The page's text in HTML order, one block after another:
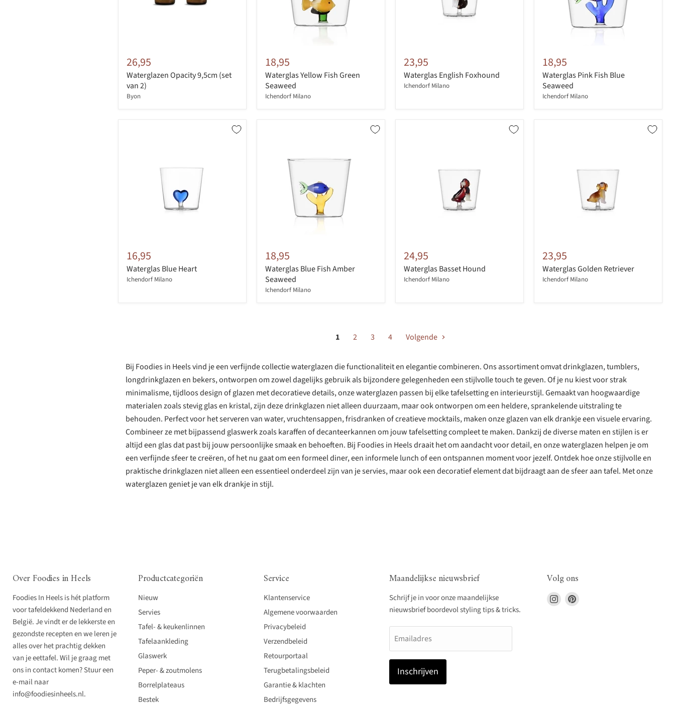
26,95
Waterglazen Opacity 9,5cm (set
van 2)
Byon
18,95
Waterglas Yellow Fish Green
Seaweed
Ichendorf Milano
23,95
Waterglas English Foxhound
Ichendorf Milano
18,95
Waterglas Pink Fish Blue
Seaweed
Ichendorf Milano
16,95
Waterglas Blue Heart
Ichendorf Milano
18,95
Waterglas Blue Fish Amber
Seaweed
Ichendorf Milano
24,95
Waterglas Basset Hound
Ichendorf Milano
23,95
Waterglas Golden Retriever
Ichendorf Milano
1 2 3 4 Volgende
Bij Foodies in Heels vind je een verfijnde collectie waterglazen die functionaliteit en elegantie combineren. Ons assortiment omvat drinkglazen, tumblers,
longdrinkglazen en bekers, ontworpen om zowel dagelijks gebruik als bijzondere gelegenheden een stijlvolle touch te geven. Of je nu kiest voor strak
minimalisme, tijdloos design of glazen met decoratieve details, onze waterglazen passen bij elke tafelsetting en interieurstijl. Gemaakt van hoogwaardige
materialen zoals stevig glas en kristal, zijn deze drinkglazen niet alleen duurzaam, maar ook ontworpen om een heldere, sprankelende uitstraling te
behouden. Perfect voor het serveren van water, vruchtensappen, frisdranken of creatieve mocktails, maken onze glazen van elk drankje een visuele ervaring.
Combineer ze met bijpassend glaswerk zoals karaffen of decanteerkannen om jouw tafelsetting compleet te maken. Dankzij de diverse maten en stijlen is er
altijd een glas dat past bij jouw persoonlijke smaak en behoeften. Bij Foodies in Heels draait het om aandacht voor detail, en onze waterglazen helpen je om
een verfijnde sfeer te creëren, of het nu gaat om een formeel diner, een informele lunch of een ontspannen moment voor jezelf. Ontdek hoe onze stijlvolle en
praktische drinkglazen niet alleen een essentieel onderdeel zijn van je servies, maar ook een decoratief element dat bijdraagt aan de sfeer aan tafel. Met onze
waterglazen geniet je van elk drankje in stijl.
Over Foodies in Heels
Foodies In Heels is hét platform
voor tafeldekkend Nederland en
België. Je vindt er de lekkerste en
gezondste recepten en we leren je
alles over het prachtig dekken
van je eettafel. Wil je graag met
ons in contact komen? Stuur een
e-mail naar
info@foodiesinheels.nl.
Productcategoriën
Nieuw
Servies
Tafel- & keukenlinnen
Tafelaankleding
Glaswerk
Peper- & zoutmolens
Borrelplateaus
Bestek
Service
Klantenservice
Algemene voorwaarden
Privacybeleid
Verzendbeleid
Retourportaal
Terugbetalingsbeleid
Garantie & klachten
Bedrijfsgegevens
Maandelijkse nieuwsbrief
Schrijf je in voor onze maandelijkse
nieuwsbrief boordevol styling tips & tricks.
Emailadres
Inschrijven
Volg ons
Vind
ons
Vind